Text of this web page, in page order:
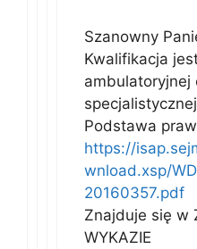
Szanowny
Kwalifikacja
ambulatoryjnej
Podstawa
https://
wnload.xsp/
20160357.pdf
Znajduje się w
WYKAZIE